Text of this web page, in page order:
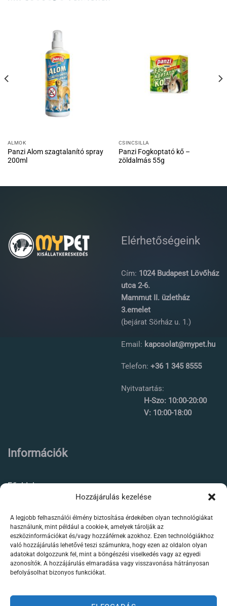
Hozzájárulás kezelése
A legjobb felhasználói élmény biztosítása érdekében olyan technológiákat
használunk, mint például a cookie-k, amelyek tárolják az
eszközinformációkat és/vagy hozzáférnek azokhoz. Ezen technológiákhoz
való hozzájárulás lehetővé teszi számunkra, hogy ezen az oldalon olyan
adatokat dolgozzunk fel, mint a böngészési viselkedés vagy az egyedi
azonosítók. A hozzájárulás elmaradása vagy visszavonása hátrányosan
befolyásolhat bizonyos funkciókat.
ALMOK
Panzi Alom szagtalanító spray
200ml
CSINCSILLA
Panzi Fogkoptató kő –
zöldalmás 55g
Elérhetőségeink
Cím: 1024 Budapest Lövőház
utca 2-6.
Mammut II. üzletház
3.emelet
(bejárat Sörház u. 1.)
Email: kapcsolat@mypet.hu
Telefon: +36 1 345 8555
Nyitvatartás:
H-Szo: 10:00-20:00
V: 10:00-18:00
Információk
Főoldal
Élőállat kereskedés
Forgalmazott termékeink
Szaktanácsadás /
Kapcsolat